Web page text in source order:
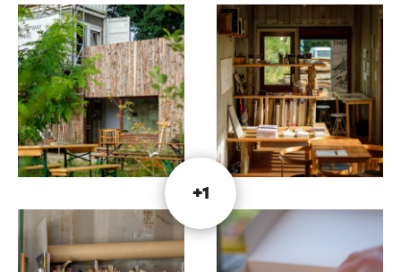
montagne des Pays-Bas, située au cœur du
Vaalserberg, à Vaals.
La cabane est un point de départ idéal pour une
pause ou une exploration. Selon la saison, des
boissons et un déjeuner sont servis. De plus, de
petites expositions, des conférences et d’autres
activités y sont régulièrement organisées, autour
de la création de cartes et des histoires que les
cartes te racontent.
+1